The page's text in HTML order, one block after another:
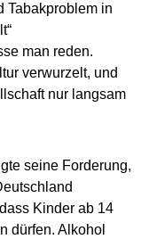
Tabakproblem in
man reden.
verwurzelt, und
nur langsam
seine Forderung,
Kinder ab 14
dürfen. Alkohol